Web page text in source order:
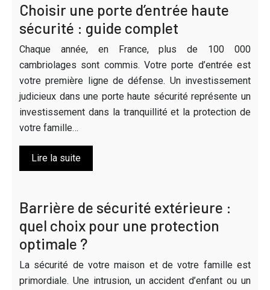
Choisir une porte d’entrée haute
sécurité : guide complet
Chaque année, en France, plus de 100 000
cambriolages sont commis. Votre porte d’entrée est
votre première ligne de défense. Un investissement
judicieux dans une porte haute sécurité représente un
investissement dans la tranquillité et la protection de
votre famille…
Lire la suite
Barrière de sécurité extérieure :
quel choix pour une protection
optimale ?
La sécurité de votre maison et de votre famille est
primordiale. Une intrusion, un accident d’enfant ou un